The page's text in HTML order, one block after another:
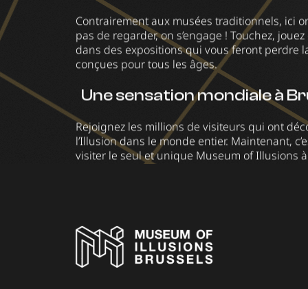
Contrairement aux musées traditionnels, ici
pas de regarder, on s’engage ! Touchez,
dans des expositions qui vous feront perdre
conçues pour tous les âges.
Une sensation mondiale à
Rejoignez les millions de visiteurs qui ont
l’Illusion dans le monde entier. Maintenant,
visiter le seul et unique Museum of Illusions